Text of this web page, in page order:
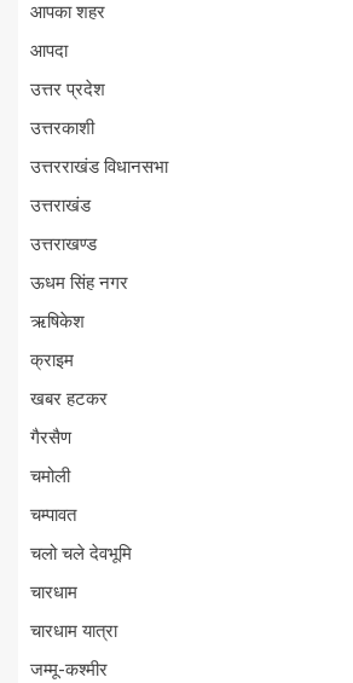
आपका शहर
आपदा
उत्तर प्रदेश
उत्तरकाशी
उत्तरराखंड विधानसभा
उत्तराखंड
उत्तराखण्ड
ऊधम सिंह नगर
ऋषिकेश
क्राइम
खबर हटकर
गैरसैण
चमोली
चम्पावत
चलो चले देवभूमि
चारधाम
चारधाम यात्रा
जम्मू-कश्मीर